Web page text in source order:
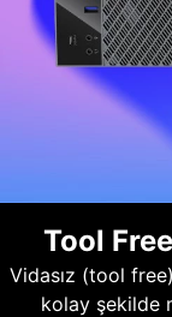
Tool
Vidasız (tool
kolay şekilde